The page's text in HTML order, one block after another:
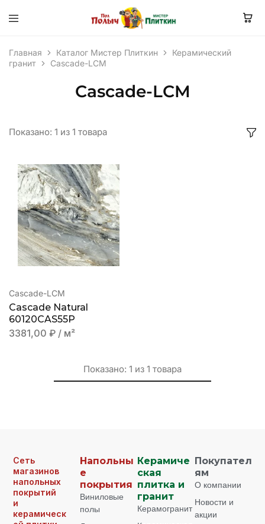
Главная Каталог Мистер Плиткин
Керамический
гранит
Cascade-LCM
Cascade-LCM
Показано: 1 из 1 товара
Cascade-LCM
Cascade Natural
60120СAS55P
3381,00 ₽ / м²
Показано: 1 из 1 товара
Сеть
магазинов
напольных
покрытий
и
керамическ
Напольны
е
покрытия
Виниловые
полы
Керамиче
ская
плитка и
гранит
Керамогранит
Покупател
ям
О компании
Новости и
акции